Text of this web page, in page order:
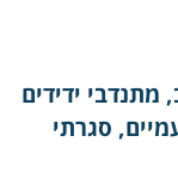
ידידים
סגרתי